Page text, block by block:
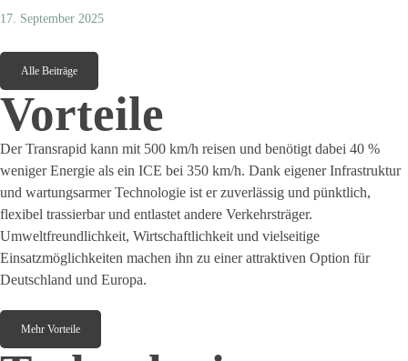
17. September 2025
Alle Beiträge
Vorteile
Der Transrapid kann mit 500 km/h reisen und benötigt dabei 40 %
weniger Energie als ein ICE bei 350 km/h. Dank eigener Infrastruktur
und wartungsarmer Technologie ist er zuverlässig und pünktlich,
flexibel trassierbar und entlastet andere Verkehrsträger.
Umweltfreundlichkeit, Wirtschaftlichkeit und vielseitige
Einsatzmöglichkeiten machen ihn zu einer attraktiven Option für
Deutschland und Europa.
Mehr Vorteile